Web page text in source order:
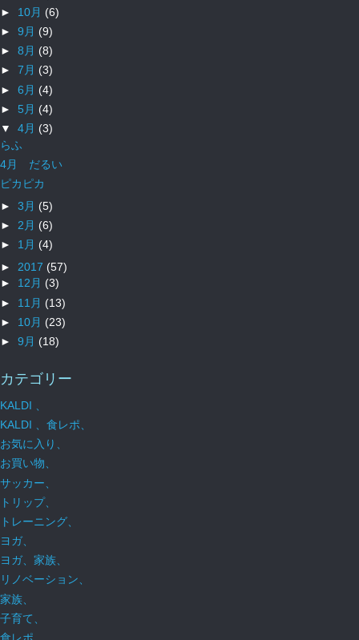
► 10月 (6)
► 9月 (9)
► 8月 (8)
► 7月 (3)
► 6月 (4)
► 5月 (4)
▼ 4月 (3)
らふ
4月 だるい
ピカピカ
► 3月 (5)
► 2月 (6)
► 1月 (4)
► 2017 (57)
► 12月 (3)
► 11月 (13)
► 10月 (23)
► 9月 (18)
カテゴリー
KALDI 、
KALDI 、食レポ、
お気に入り、
お買い物、
サッカー、
トリップ、
トレーニング、
ヨガ、
ヨガ、家族、
リノベーション、
家族、
子育て、